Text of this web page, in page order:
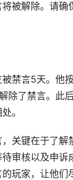
被解除。请确
禁言5天。他
除了禁言。此
。
关键在于了解
审核以及申诉
玩家，让他们